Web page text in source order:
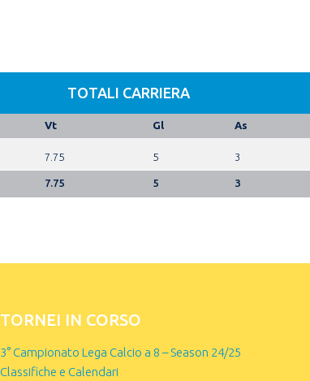
TOTALI CARRIERA
Vt Gl As
7.75 5 3
7.75 5 3
TORNEI IN CORSO
3° Campionato Lega Calcio a 8 – Season 24/25
Classifiche e Calendari